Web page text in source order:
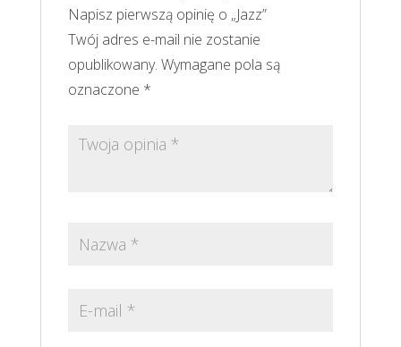
Napisz pierwszą opinię o „Jazz”
Twój adres e-mail nie zostanie
opublikowany. Wymagane pola są
oznaczone *